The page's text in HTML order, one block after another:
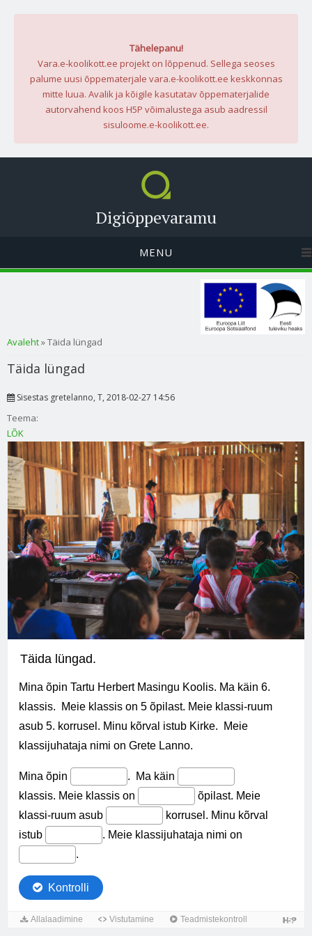
Tähelepanu!
Vara.e-koolikott.ee projekt on lõppenud. Sellega seoses
palume uusi õppematerjale vara.e-koolikott.ee keskkonnas
mitte luua. Avalik ja kõigile kasutatav õppematerjalide
autorvahend koos H5P võimalustega asub aadressil
sisuloome.e-koolikott.ee.
Digiõppevaramu
MENU
Sa oled siin
Avaleht» Täida lüngad
Täida lüngad
Sisestas gretelanno, T, 2018-02-27 14:56
Teema:
LÕK